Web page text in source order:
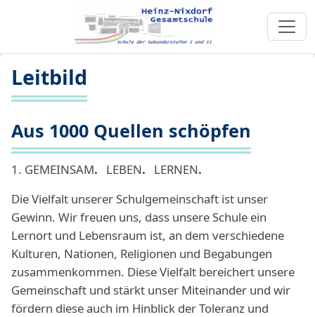
Leitbild
Aus 1000 Quellen schöpfen
1. GEMEINSAM. LEBEN. LERNEN.
Die Vielfalt unserer Schulgemeinschaft ist unser
Gewinn. Wir freuen uns, dass unsere Schule ein
Lernort und Lebensraum ist, an dem verschiedene
Kulturen, Nationen, Religionen und Begabungen
zusammenkommen. Diese Vielfalt bereichert unsere
Gemeinschaft und stärkt unser Miteinander und wir
fördern diese auch im Hinblick der Toleranz und